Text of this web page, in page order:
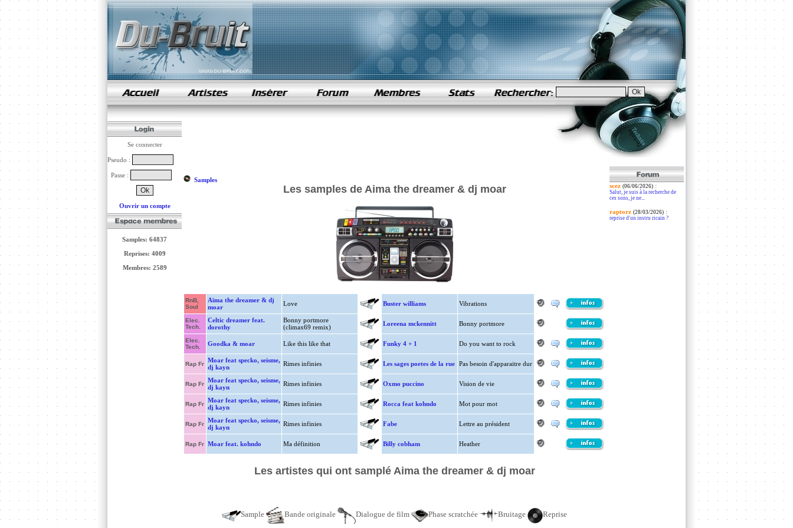
samples de rap
Se connecter
Pseudo :
Passe :
Ouvrir un compte
Samples: 64837
Reprises: 4009
Membres: 2589
Samples
Les samples de Aima the dreamer & dj moar
RnB,
Soul
Aïma the dreamer & dj
moar
Love Buster williams Vibrations
Elec.
Tech.
Celtic dreamer feat.
dorothy
Bonny portmore
(climax69 remix)
Loreena mckennitt Bonny portmore
Elec.
Tech.
Goodka & moar Like this like that Funky 4 + 1 Do you want to rock
Rap Fr
Moar feat specko, seisme,
dj kayn
Rimes infinies Les sages poetes de la rue Pas besoin d'apparaitre dur
Rap Fr
Moar feat specko, seisme,
dj kayn
Rimes infinies Oxmo puccino Vision de vie
Rap Fr
Moar feat specko, seisme,
dj kayn
Rimes infinies Rocca feat kohndo Mot pour mot
Rap Fr
Moar feat specko, seisme,
dj kayn
Rimes infinies Fabe Lettre au président
Rap Fr Moar feat. kohndo Ma définition Billy cobham Heather
Les artistes qui ont samplé Aima the dreamer & dj moar
Sample Bande originale Dialogue de film Phase scratchée Bruitage Reprise
scez (06/06/2026):
Salut, je suis à la recherche de
ces sons, je ne...
raptorz (28/03/2026):
reprise d'un instru ricain ?